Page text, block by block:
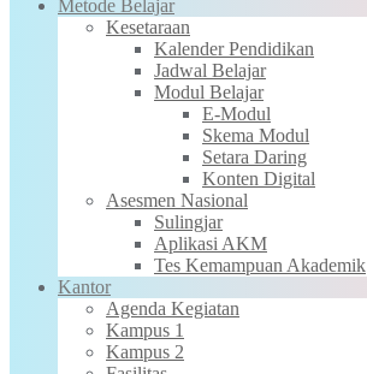
Metode Belajar
Kesetaraan
Kalender Pendidikan
Jadwal Belajar
Modul Belajar
E-Modul
Skema Modul
Setara Daring
Konten Digital
Asesmen Nasional
Sulingjar
Aplikasi AKM
Tes Kemampuan Akademik
Kantor
Agenda Kegiatan
Kampus 1
Kampus 2